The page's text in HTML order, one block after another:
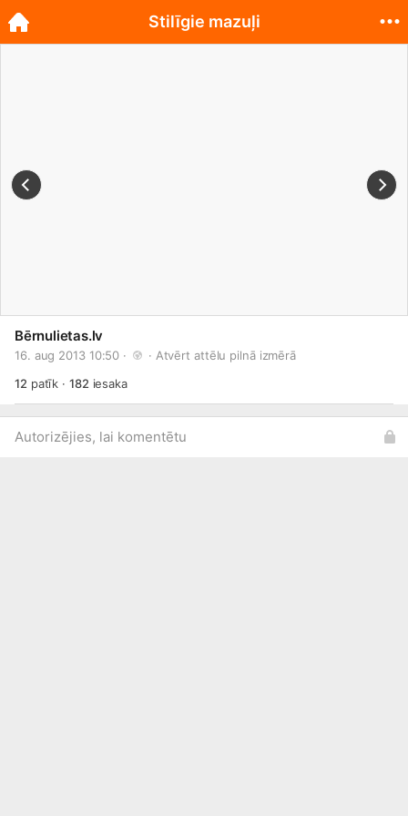
Bērnulietas.lv
16. aug 2013 10:50 · · Atvērt attēlu pilnā izmērā
12 patīk · 182 iesaka
Autorizējies, lai komentētu
Stilīgie mazuļi